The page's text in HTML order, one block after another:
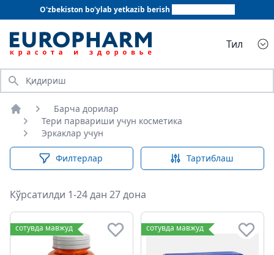
O'zbekiston bo'ylab yetkazib berish
Тил
Қидириш
Бош саҳифа
Барча дорилар
Тери парвариши учун косметика
Эркаклар учун
Филтерлар Тартиблаш
Кўрсатилди 1-24 дан 27 дона
Эркаклар учун
сотувда мавжуд сотувда мавжуд